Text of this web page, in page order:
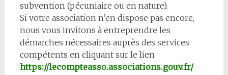
subvention (pécuniaire ou en nature).
Si votre association n’en dispose pas encore,
nous vous invitons à entreprendre les
démarches nécessaires auprès des services
compétents en cliquant sur le lien
https://lecompteasso.associations.gouv.fr/